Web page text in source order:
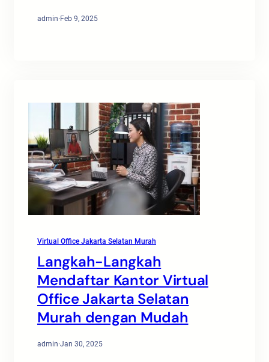
admin·Feb 9, 2025
Virtual Office Jakarta Selatan Murah
Langkah-Langkah
Mendaftar Kantor Virtual
Office Jakarta Selatan
Murah dengan Mudah
admin·Jan 30, 2025